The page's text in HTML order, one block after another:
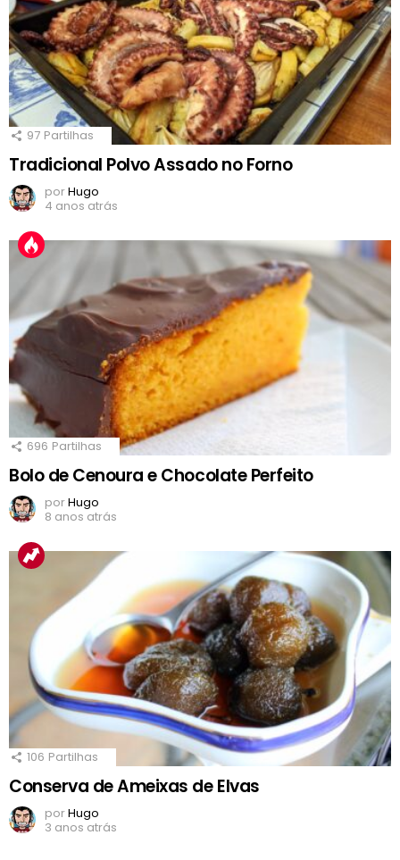
97 Partilhas
Tradicional Polvo Assado no Forno
porHugo
4 anos atrás
696 Partilhas
Bolo de Cenoura e Chocolate Perfeito
porHugo
8 anos atrás
106 Partilhas
Conserva de Ameixas de Elvas
porHugo
3 anos atrás